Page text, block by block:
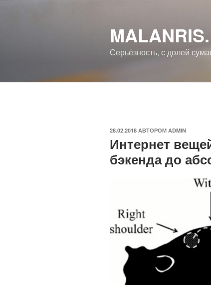
Серьёзность, с долей
ОПУБЛИКОВАНО
28.02.2018 АВТОРОМ ADMIN
Интернет
бэкенда до